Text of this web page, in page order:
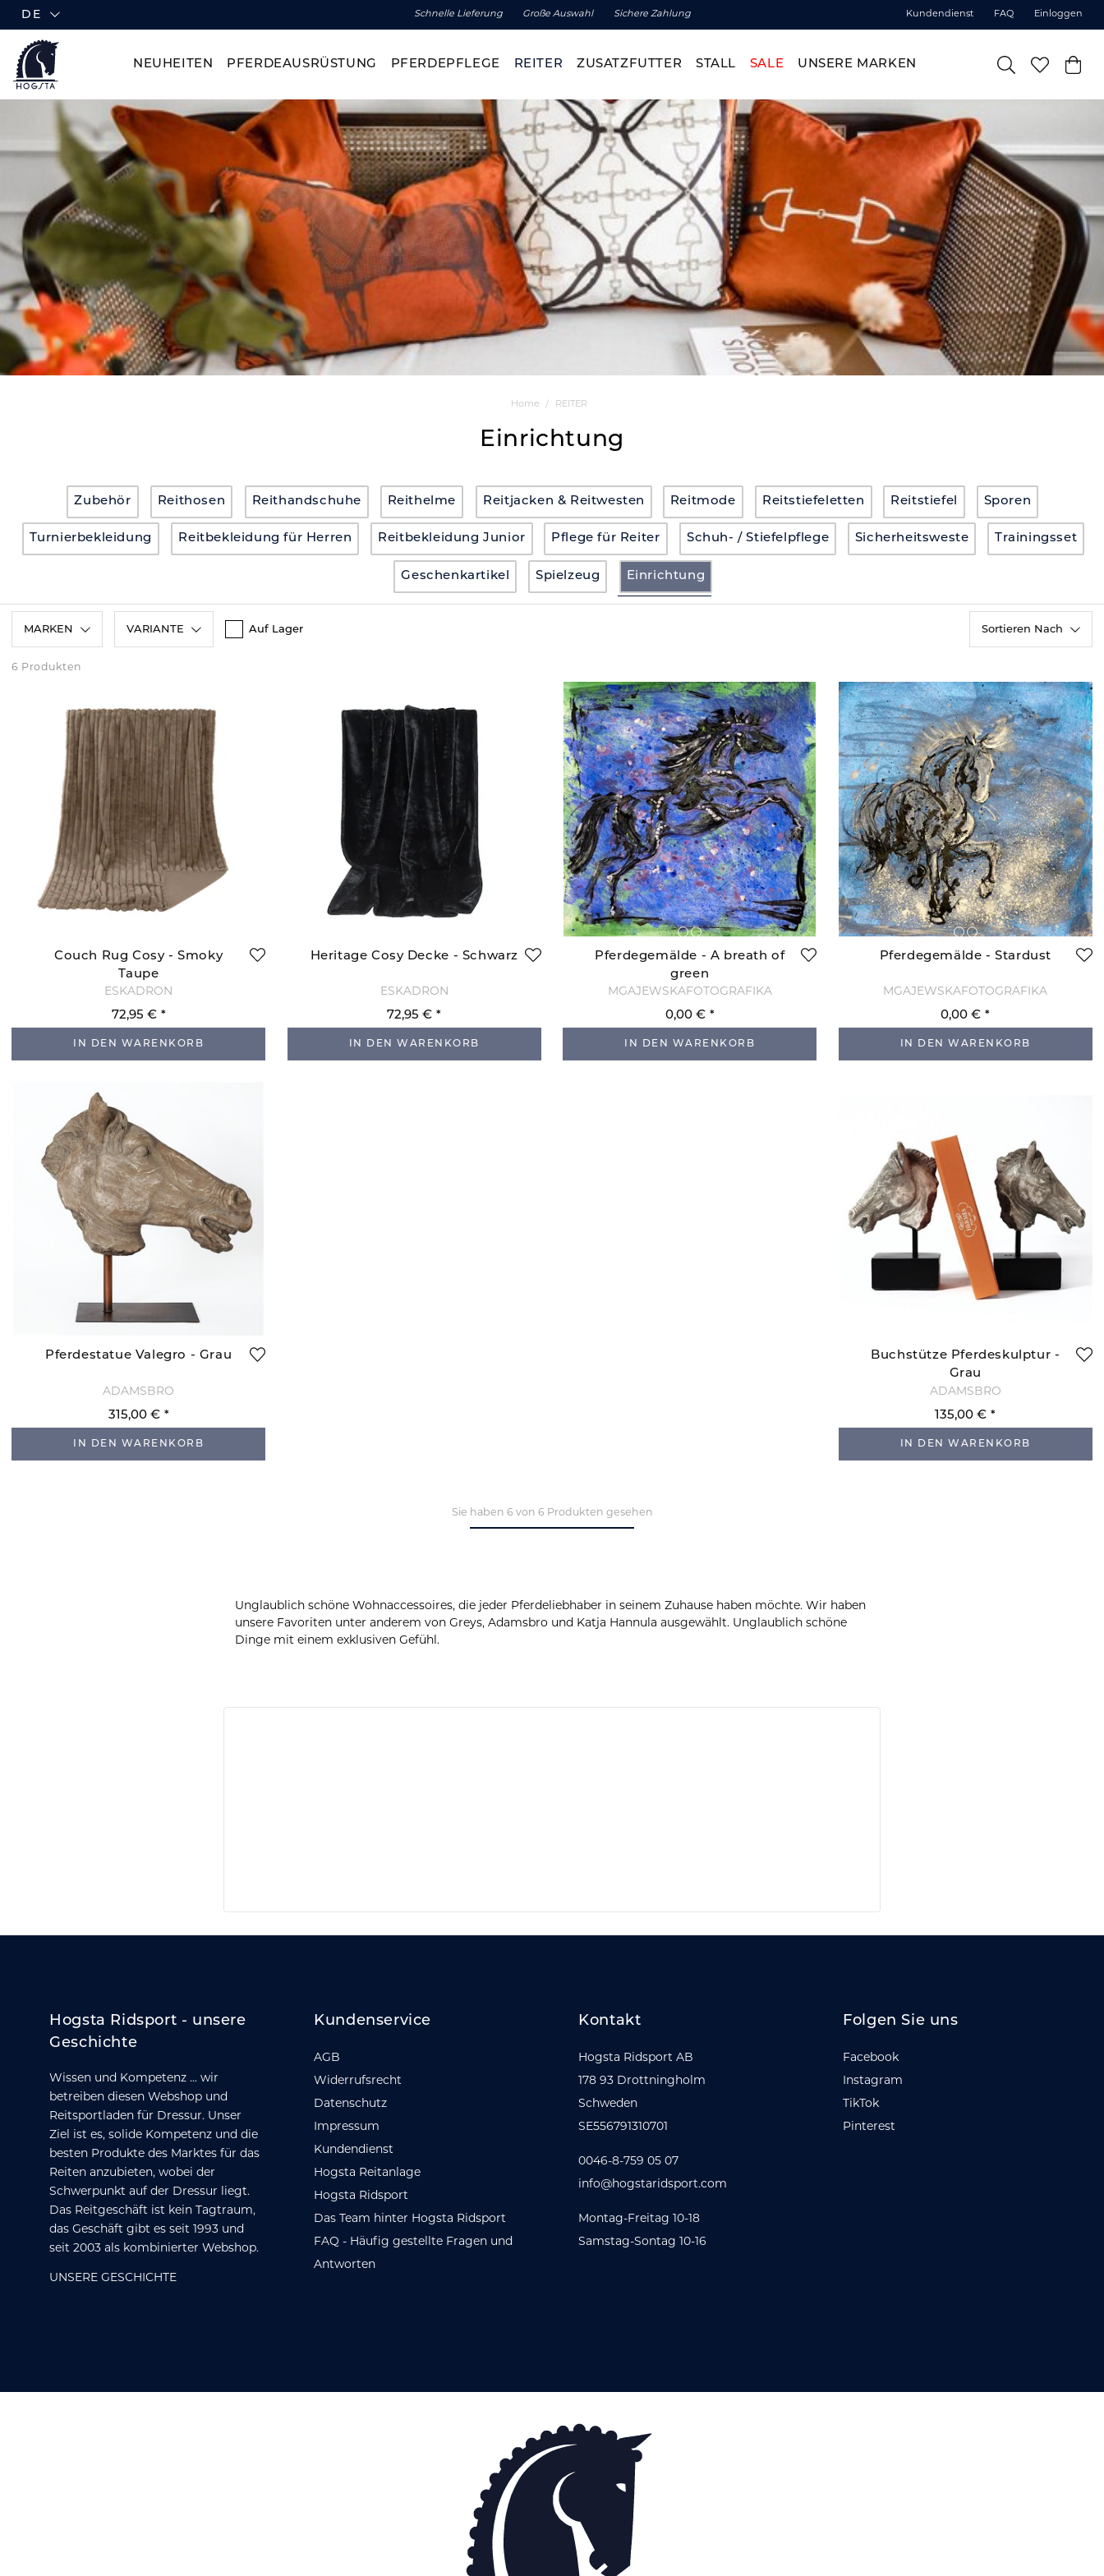
DE Schnelle Lieferung Große Auswahl Sichere Zahlung Kundendienst FAQ Einloggen
NEUHEITEN PFERDEAUSRÜSTUNG PFERDEPFLEGE REITER ZUSATZFUTTER STALL SALE UNSERE MARKEN
Home REITER
Einrichtung
Zubehör Reithosen Reithandschuhe Reithelme Reitjacken & Reitwesten Reitmode Reitstiefeletten Reitstiefel Sporen
Turnierbekleidung Reitbekleidung für Herren Reitbekleidung Junior Pflege für Reiter Schuh- / Stiefelpflege Sicherheitsweste Trainingsset
Geschenkartikel Spielzeug Einrichtung
MARKEN VARIANTE Auf Lager Sortieren Nach
6 Produkten
Couch Rug Cosy - Smoky
Taupe
ESKADRON
72,95 €
IN DEN WARENKORB
Heritage Cosy Decke - Schwarz
ESKADRON
72,95 €
IN DEN WARENKORB
Pferdegemälde - A breath of
green
MGAJEWSKAFOTOGRAFIKA
0,00 €
IN DEN WARENKORB
Pferdegemälde - Stardust
MGAJEWSKAFOTOGRAFIKA
0,00 €
IN DEN WARENKORB
Pferdestatue Valegro - Grau
ADAMSBRO
315,00 €
IN DEN WARENKORB
Buchstütze Pferdeskulptur -
Grau
ADAMSBRO
135,00 €
IN DEN WARENKORB
Sie haben 6 von 6 Produkten gesehen
Unglaublich schöne Wohnaccessoires, die jeder Pferdeliebhaber in seinem Zuhause haben möchte. Wir haben
unsere Favoriten unter anderem von Greys, Adamsbro und Katja Hannula ausgewählt. Unglaublich schöne
Dinge mit einem exklusiven Gefühl.
Hogsta Ridsport - unsere
Geschichte
Wissen und Kompetenz ... wir
betreiben diesen Webshop und
Reitsportladen für Dressur. Unser
Ziel ist es, solide Kompetenz und die
besten Produkte des Marktes für das
Reiten anzubieten, wobei der
Schwerpunkt auf der Dressur liegt.
Das Reitgeschäft ist kein Tagtraum,
das Geschäft gibt es seit 1993 und
seit 2003 als kombinierter Webshop.
UNSERE GESCHICHTE
Kundenservice
AGB
Widerrufsrecht
Datenschutz
Impressum
Kundendienst
Hogsta Reitanlage
Hogsta Ridsport
Das Team hinter Hogsta Ridsport
FAQ - Häufig gestellte Fragen und
Antworten
Kontakt
Hogsta Ridsport AB
178 93 Drottningholm
Schweden
SE556791310701
0046-8-759 05 07
info@hogstaridsport.com
Montag-Freitag 10-18
Samstag-Sontag 10-16
Folgen Sie uns
Facebook
Instagram
TikTok
Pinterest